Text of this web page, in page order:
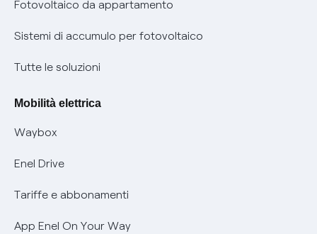
Informazioni precontrattuali prodotti e servizi
Condizioni generali di contratto prodotti e servizi
Informativa RAEE
Informativa Privacy AI
Remit
Certificazioni
Nuove regole europee per la protezione dei dati
Offerte Placet non vulnerabili
Offerta Tutela Vulnerabilità Gas
Mobilità Elettrica
Phishing e truffe online
Verifica chi ti ha chiamato
Fotovoltaico da appartamento
Sistemi di accumulo per fotovoltaico
Tutte le soluzioni
Mobilità elettrica
Waybox
Enel Drive
Tariffe e abbonamenti
App Enel On Your Way